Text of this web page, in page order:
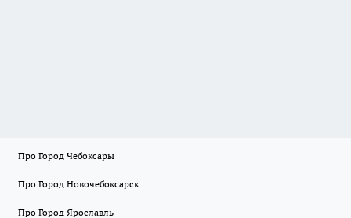
Про Город Чебоксары
Про Город Новочебоксарск
Про Город Ярославль